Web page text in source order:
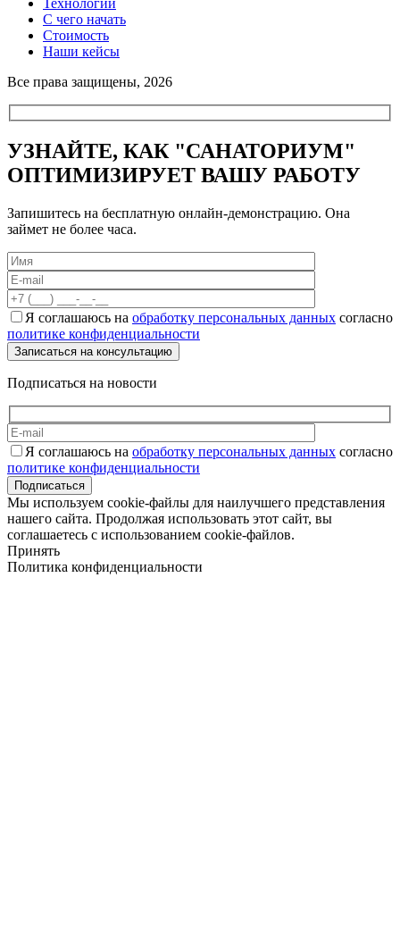
С чего начать
Стоимость
Наши кейсы
Все права защищены, 2026
УЗНАЙТЕ, КАК "САНАТОРИУМ"
ОПТИМИЗИРУЕТ ВАШУ РАБОТУ
Запишитесь на бесплатную онлайн-демонстрацию. Она
займет не более часа.
Я соглашаюсь на обработку персональных данных согласно
политике конфиденциальности
Подписаться на новости
Я соглашаюсь на обработку персональных данных согласно
политике конфиденциальности
Подписаться
Мы используем cookie-файлы для наилучшего представления
нашего сайта. Продолжая использовать этот сайт, вы
соглашаетесь с использованием cookie-файлов.
Принять
Политика конфиденциальности